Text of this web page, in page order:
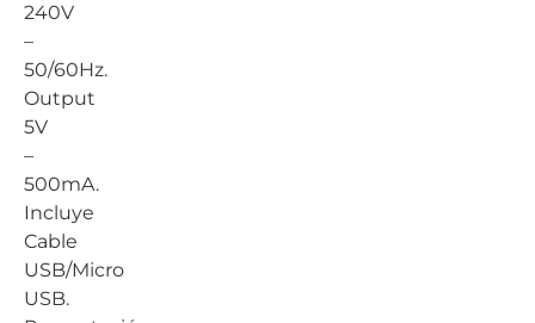
240V
–
50/60Hz.
Output
5V
–
500mA.
Incluye
Cable
USB/Micro
USB.